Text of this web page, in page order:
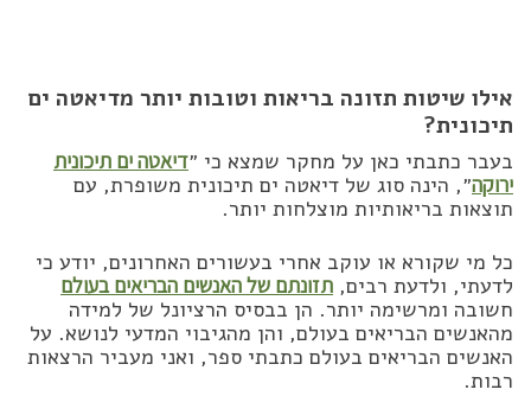
אילו שיטות תזונה בריאות וטובות יותר מדיאטה ים
תיכונית?
בעבר כתבתי כאן על מחקר שמצא כי ״דיאטה ים תיכונית
ירוקה״, הינה סוג של דיאטה ים תיכונית משופרת, עם
תוצאות בריאותיות מוצלחות יותר.
כל מי שקורא או עוקב אחרי בעשורים האחרונים, יודע כי
לדעתי, ולדעת רבים, תזונתם של האנשים הבריאים בעולם
חשובה ומרשימה יותר. הן בבסיס הרציונל של למידה
מהאנשים הבריאים בעולם, והן מהגיבוי המדעי לנושא. על
האנשים הבריאים בעולם כתבתי ספר, ואני מעביר הרצאות
רבות.